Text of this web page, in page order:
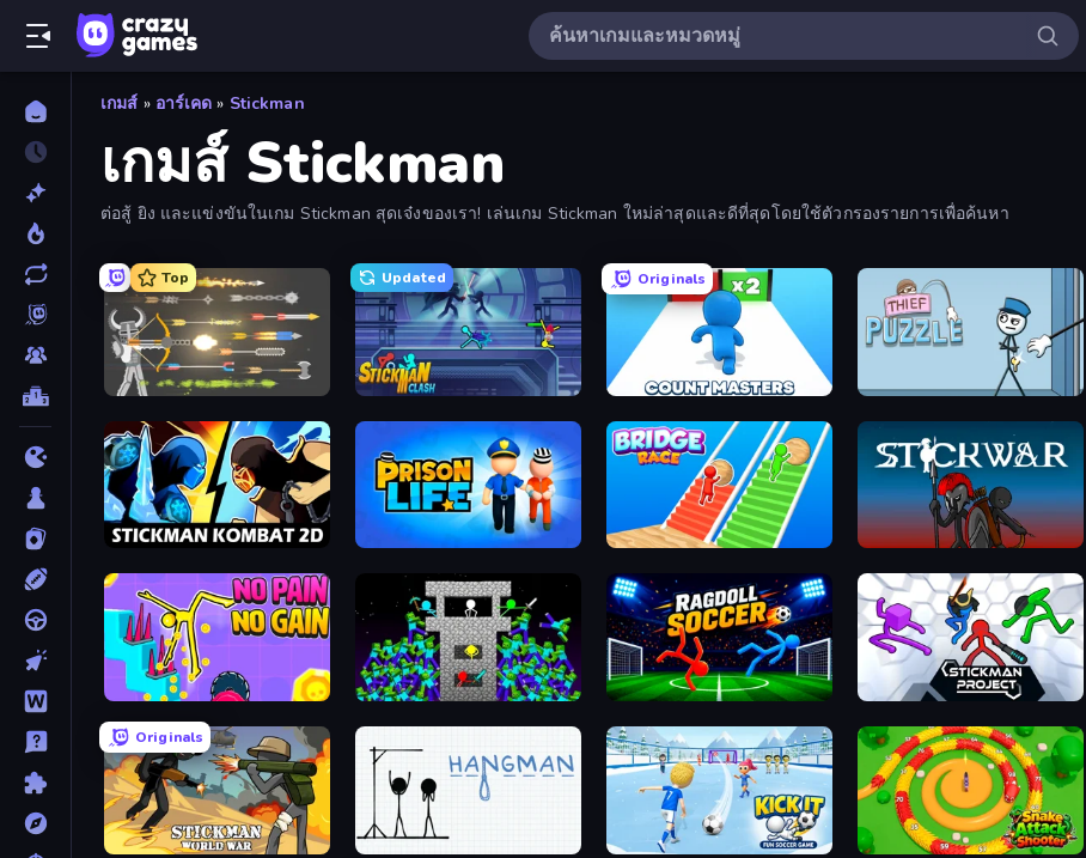
เกมส์ » อาร์เคด » Stickman
เกมส์ Stickman
ต่อสู้ ยิง และแข่งขันในเกม Stickman สุดเจ๋งของเรา! เล่นเกม Stickman ใหม่ล่าสุดและดีที่สุดโดยใช้ตัวกรองรายการเพื่อค้นหา
Top
Ragdoll Archers
Updated
Stickman Clash
Originals
Thief Puzzle
Stickman Kombat 2D Prison Life Bridge Race Stick War
No Pain No Gain - Ragdoll Sandbox Stick Epic Fighter Ragdoll Soccer 2 Players Stickman Project
Originals
Stickman World War Kick It – Fun Soccer Game Snake Attack Shooter